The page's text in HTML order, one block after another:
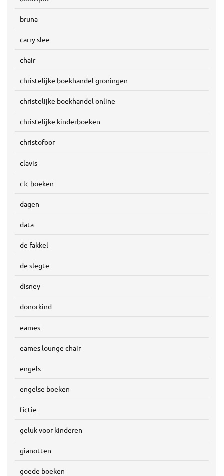
bruna
carry slee
chair
christelijke boekhandel groningen
christelijke boekhandel online
christelijke kinderboeken
christofoor
clavis
clc boeken
dagen
data
de fakkel
de slegte
disney
donorkind
eames
eames lounge chair
engels
engelse boeken
fictie
geluk voor kinderen
gianotten
goede boeken